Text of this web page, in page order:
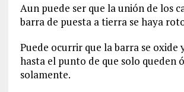
Aun puede ser que la unión de los
barra de puesta a tierra se haya
Puede ocurrir que la barra se oxide
hasta el punto de que solo queden
solamente.